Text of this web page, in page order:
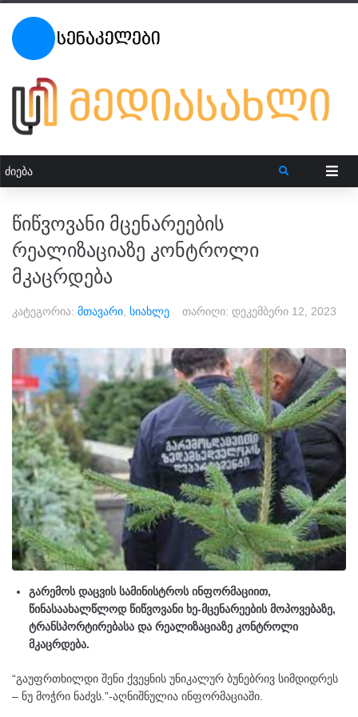
წიწვოვანი მცენარეების
რეალიზაციაზე კონტროლი
მკაცრდება
კატეგორია: მთავარი სიახლე თარიღი: დეკემბერი 12, 2023
გარემოს დაცვის სამინისტროს ინფორმაციით,
წინასაახალწლოდ წიწვოვანი ხე-მცენარეების მოპოვებაზე,
ტრანსპორტირებასა და რეალიზაციაზე კონტროლი
მკაცრდება.
“გაუფრთხილდი შენი ქვეყნის უნიკალურ ბუნებრივ სიმდიდრეს
– ნუ მოჭრი ნაძვს.”-აღნიშნულია ინფორმაციაში.